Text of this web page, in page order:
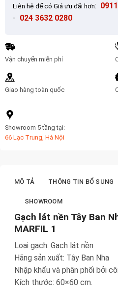
IMPERIAL
MARFIL
số
lượng
Liên hệ để có Giá ưu đãi hơn:
- 024 3632 0280
Vận chuyển miễn phí
Giao hàng toàn quốc
Showroom 5 tầng tại:
66 Lạc Trung, Hà Nội
MÔ TẢ THÔNG TIN BỔ SUNG
SHOWROOM
Gạch lát nền Tây Ban
MARFIL 1
Loại gạch: Gạch lát nền
Hãng sản xuất: Tây Ban Nha
Nhập khẩu và phân phối bởi
Kích thước: 60×60 cm.